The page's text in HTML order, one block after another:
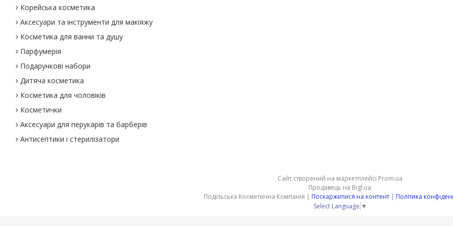
Корейська косметика
Аксесуари та інструменти для макіяжу
Косметика для ванни та душу
Парфумерія
Подарункові набори
Дитяча косметика
Косметика для чоловіків
Косметички
Аксесуари для перукарів та барберів
Антисептики і стерилізатори
Сайт створений на маркетплейсі Prom.ua
Продавець на Bigl.ua
Подільська Косметична Компанія | Поскаржитися на контент | Політика
Select Language ▼